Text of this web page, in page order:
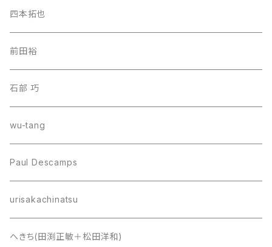
四本拓也
前田裕
石部 巧
wu-tang
Paul Descamps
urisakachinatsu
へきち(田渕正敏＋松田洋和)